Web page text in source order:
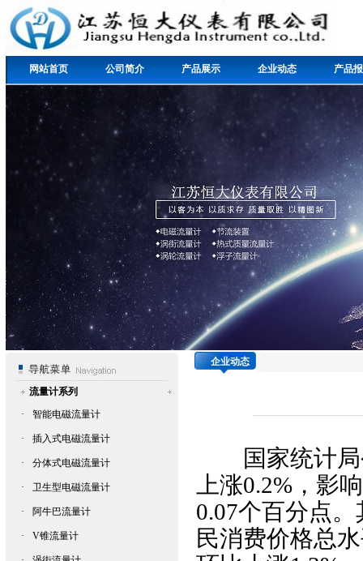
网站首页 公司简介 产品展示 企业动态 产品
流量计系列
·
智能电磁流量计
· 插入式电磁流量计
· 分体式电磁流量计
· 卫生型电磁流量计
· 阿牛巴流量计
· V锥流量计
企业动态
国家统计局
上涨0.2%，影
0.07个百分点
民消费价格总